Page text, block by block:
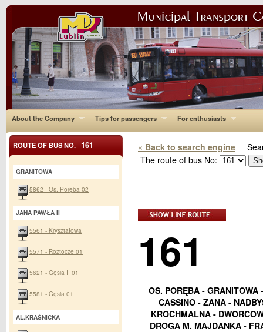
About the Company Tips for passengers For enthusiasts
« Back to search engine
The route of bus No:
161
OS. PORĘBA -
CASSINO - ZANA -
KROCHMALNA -
DROGA M. MAJDANKA -
ROUTE OF BUS NO. 161
GRANITOWA
5862 - Os. Poręba 02
JANA PAWŁA II
5561 - Kryształowa
5571 - Roztocze 01
5621 - Gęsia II 01
5581 - Gęsia 01
AL.KRAŚNICKA